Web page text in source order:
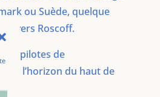
ou Suède, quelque
vers Roscoff.
pilotes de
l’horizon du haut de